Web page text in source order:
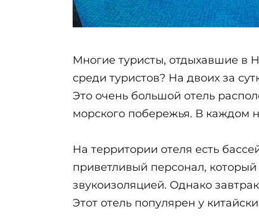
Многие туристы, отдыхавшие в
среди туристов? На двоих за
Это очень большой отель
морского побережья. В каждом
На территории отеля есть
приветливый персонал,
звукоизоляцией. Однако
Этот отель популярен у